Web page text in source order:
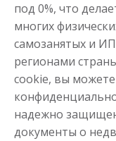
под 0%, что
многих
самозанятых и
регионами
cookie, вы
надежно
документы о